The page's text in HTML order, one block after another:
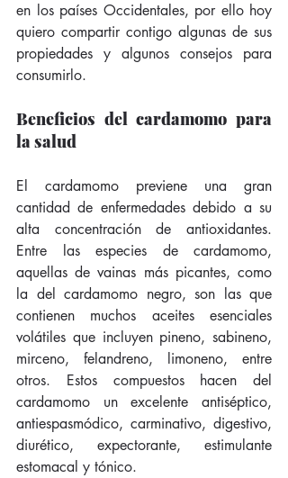
en los países Occidentales, por ello hoy
quiero compartir contigo algunas de sus
propiedades y algunos consejos para
consumirlo.
Beneficios del cardamomo para
la salud
El cardamomo previene una gran
cantidad de enfermedades debido a su
alta concentración de antioxidantes.
Entre las especies de cardamomo,
aquellas de vainas más picantes, como
la del cardamomo negro, son las que
contienen muchos aceites esenciales
volátiles que incluyen pineno, sabineno,
mirceno, felandreno, limoneno, entre
otros. Estos compuestos hacen del
cardamomo un excelente antiséptico,
antiespasmódico, carminativo, digestivo,
diurético, expectorante, estimulante
estomacal y tónico.